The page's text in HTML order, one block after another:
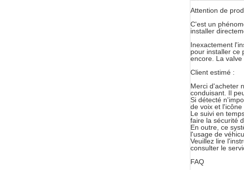
Attention de
C'est un
installer
Inexactement
pour installer ce
encore. La
Client estimé :
Merci d'acheter
conduisant. Il
Si détecté
de voix et
Le suivi en
faire la sécurité
En outre, ce
l'usage de
Veuillez lire
consulter le
FAQ